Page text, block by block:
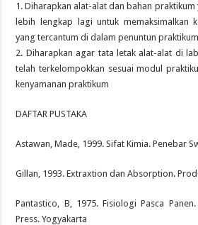
1. Diharapkan alat-alat dan bahan
lebih lengkap lagi untuk memaksimalkan
yang tercantum di dalam penuntun
2. Diharapkan agar tata letak alat-alat di
telah terkelompokkan sesuai modul
kenyamanan praktikum
DAFTAR PUSTAKA
Astawan, Made, 1999. Sifat Kimia. Penebar
Gillan, 1993. Extraxtion dan Absorption.
Pantastico, B, 1975. Fisiologi Pasca
Press. Yogyakarta